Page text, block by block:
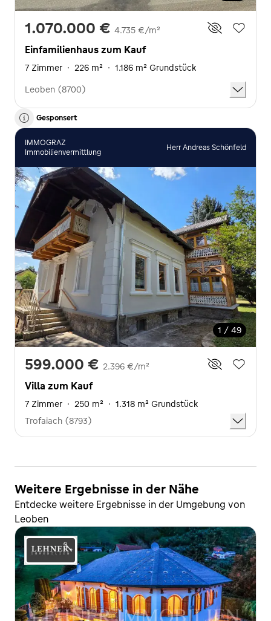
1.070.000 € 4.735 €/m²
Einfamilienhaus zum Kauf
7 Zimmer · 226 m² · 1.186 m² Grundstück
Leoben (8700)
Gesponsert
IMMOGRAZ
Immobilienvermittlung
Herr Andreas Schönfeld
1 / 49
599.000 € 2.396 €/m²
Villa zum Kauf
7 Zimmer · 250 m² · 1.318 m² Grundstück
Trofaiach (8793)
Weitere Ergebnisse in der Nähe
Entdecke weitere Ergebnisse in der Umgebung von
Leoben